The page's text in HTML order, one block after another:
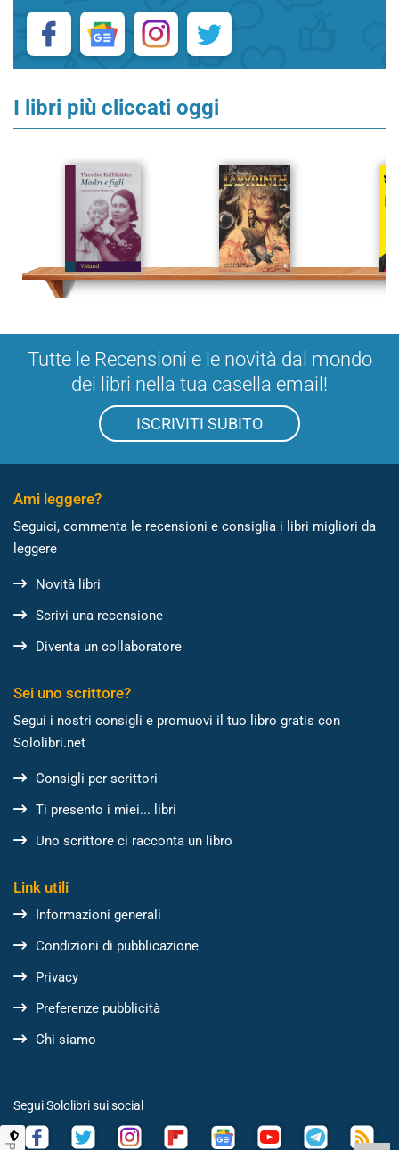
I libri più cliccati oggi
Tutte le Recensioni e le novità dal mondo
dei libri nella tua casella email!
ISCRIVITI SUBITO
Ami leggere?
Seguici, commenta le recensioni e consiglia i libri migliori da
leggere
Novità libri
Scrivi una recensione
Diventa un collaboratore
Sei uno scrittore?
Segui i nostri consigli e promuovi il tuo libro gratis con
Sololibri.net
Consigli per scrittori
Ti presento i miei... libri
Uno scrittore ci racconta un libro
Link utili
Informazioni generali
Condizioni di pubblicazione
Privacy
Preferenze pubblicità
Chi siamo
Segui Sololibri sui social